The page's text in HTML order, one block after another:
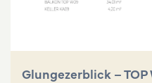
Glungezerblick – TOP